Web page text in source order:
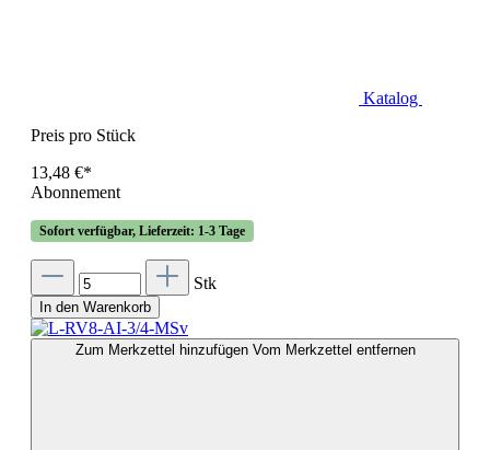
Katalog
Preis pro Stück
13,48 €*
Abonnement
Sofort verfügbar, Lieferzeit: 1-3 Tage
Stk
In den Warenkorb
Zum Merkzettel hinzufügen Vom Merkzettel entfernen